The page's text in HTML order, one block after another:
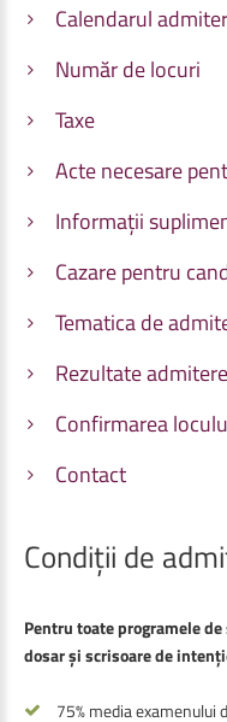
Calendarul
Număr de locuri
Taxe
Acte necesare
Informații
Cazare pentru
Tematica de
Rezultate admitere
Confirmarea
Contact
Condiții de
Pentru toate programele
dosar și scrisoare de
75% media examenului